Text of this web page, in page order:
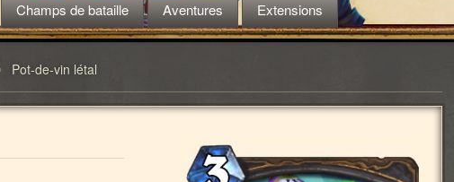
Champs de bataille Aventures Extensions
Pot-de-vin létal